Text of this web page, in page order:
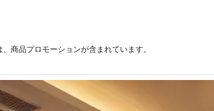
商品プロモーションが含まれています。